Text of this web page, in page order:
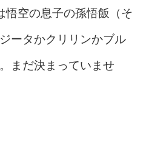
悟空の息子の孫悟飯（そ
ータかクリリンかブル
まだ決まっていませ